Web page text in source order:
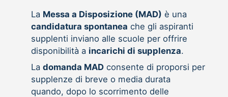
La Messa a Disposizione (MAD) è una
candidatura spontanea che gli aspiranti
supplenti inviano alle scuole per offrire
disponibilità a incarichi di supplenza.
La domanda MADconsente di proporsi per
supplenze di breve o media durata
quando, dopo lo scorrimento delle